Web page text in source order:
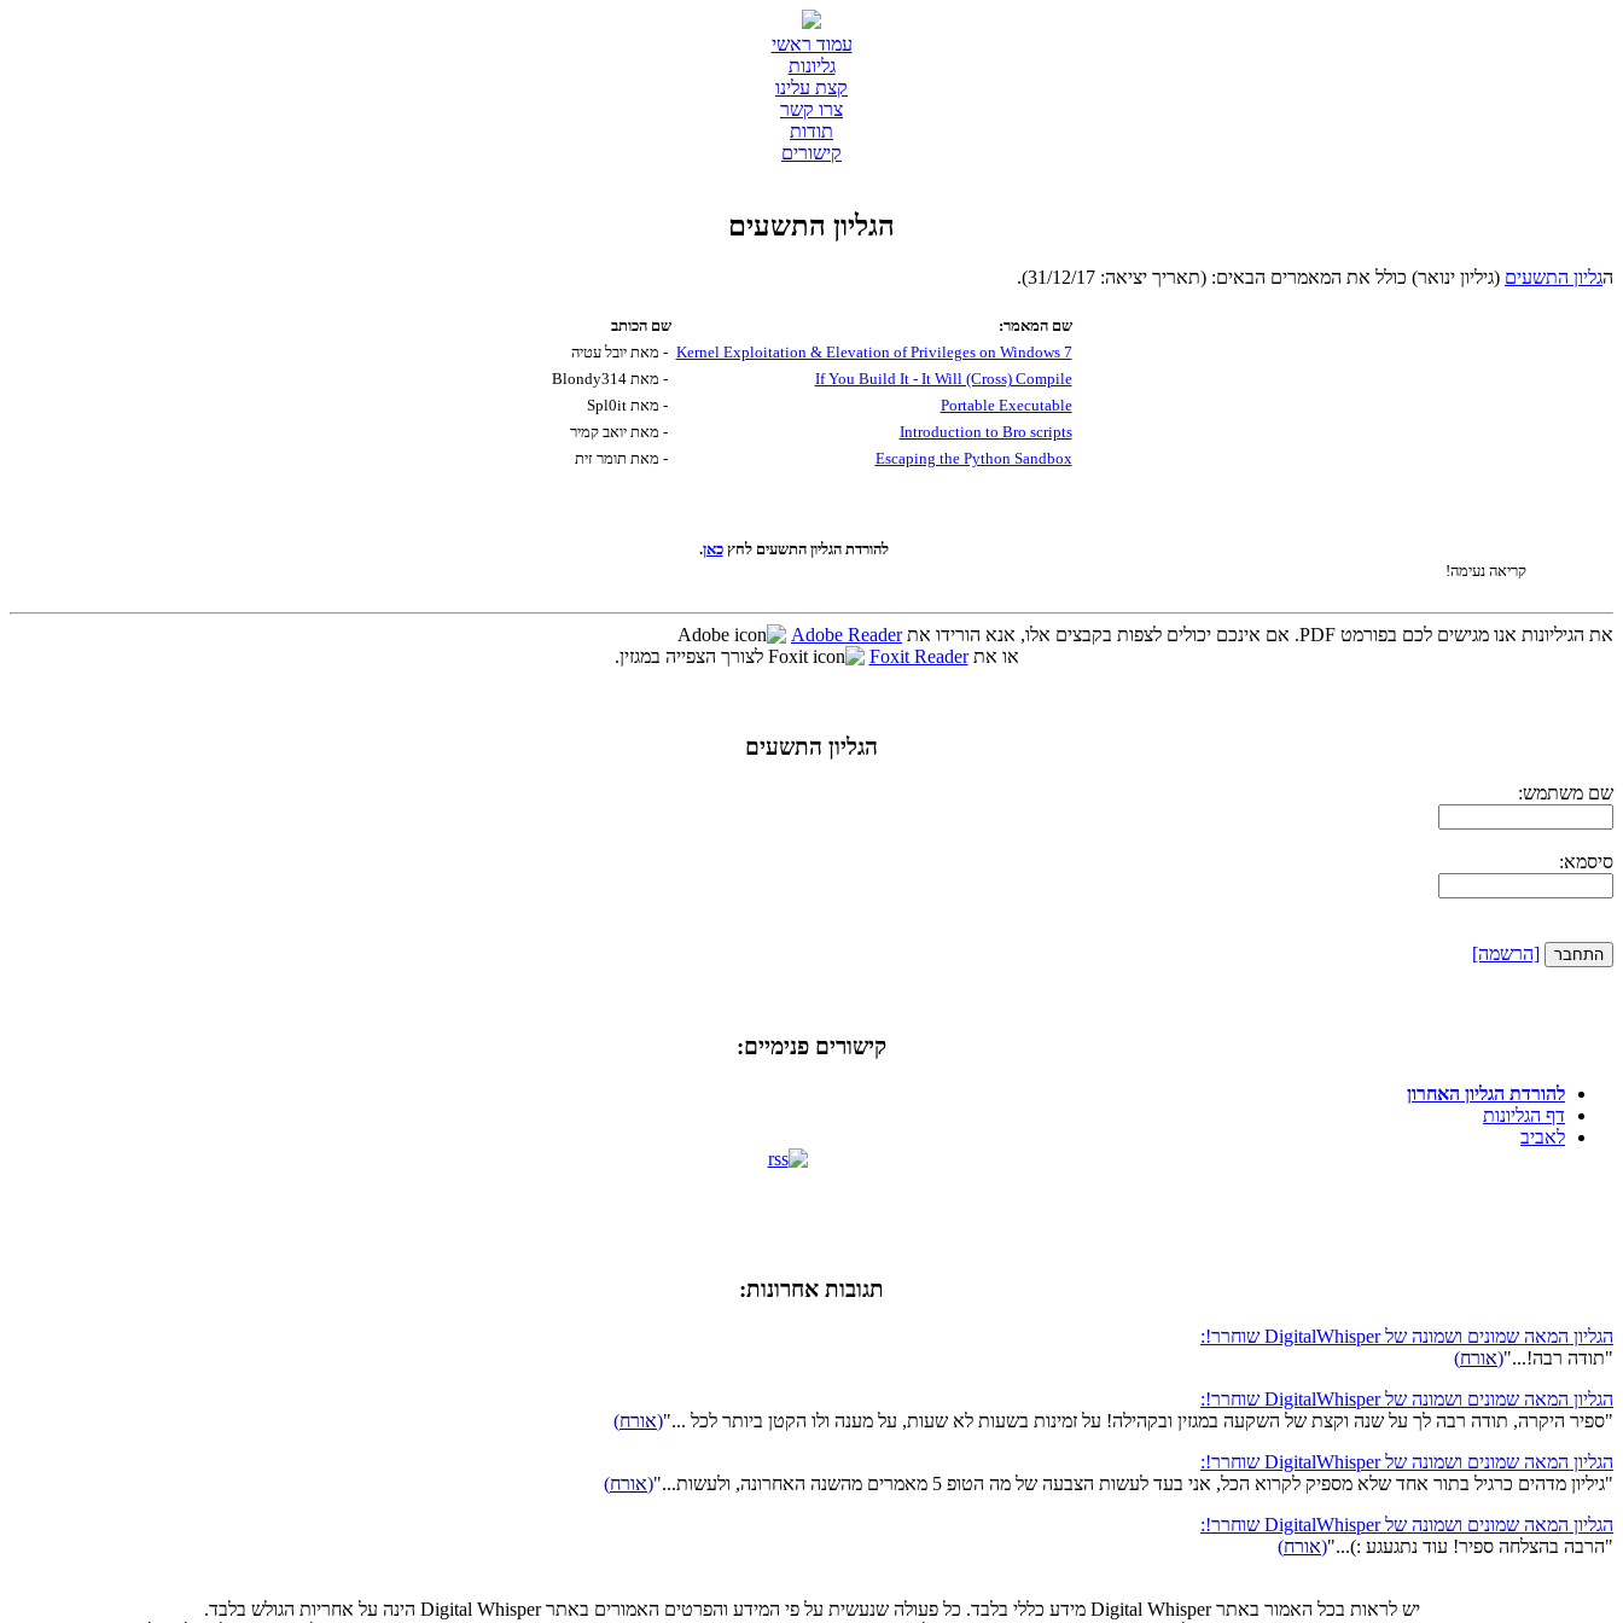
עמוד ראשי
גליונות
קצת עלינו
צרו קשר
תודות
קישורים
הגליון התשעים
הגליון התשעים (גיליון ינואר) כולל את המאמרים הבאים: (תאריך יציאה: 31/12/17).
שם המאמר:
שם הכותב
Kernel Exploitation & Elevation of Privileges on Windows 7 - מאת יובל עטיה
If You Build It - It Will (Cross) Compile
- מאת Blondy314
Portable Executable
- מאת Spl0it
Introduction to Bro scripts
- מאת יואב קמיר
Escaping the Python Sandbox
- מאת תומר זית
להורדת הגליון התשעים לחץכאן.
קריאה נעימה!
את הגיליונות אנו מגישים לכם בפורמט PDF. אם אינכם יכולים לצפות בקבצים אלו, אנא הורידו את
Adobe Reader
או אתFoxit Reader לצורך הצפייה במגזין.
הגליון התשעים
שם משתמש:
סיסמא:
[הרשמה]
קישורים פנימיים:
להורדת הגליון האחרון
דף הגליונות
לאביב
תגובות אחרונות:
הגליון המאה שמונים ושמונה של DigitalWhisper שוחרר!:
"תודה רבה!..."(אורח)
הגליון המאה שמונים ושמונה של DigitalWhisper שוחרר!:
"ספיר היקרה, תודה רבה לך על שנה וקצת של השקעה במגזין ובקהילה! על זמינות בשעות לא שעות, על מענה ולו הקטן ביותר לכל ..."(אורח)
הגליון המאה שמונים ושמונה של DigitalWhisper שוחרר!:
"גיליון מדהים כרגיל בתור אחד שלא מספיק לקרוא הכל, אני בעד לעשות הצבעה של מה הטופ 5 מאמרים מהשנה האחרונה, ולעשות..."
(אורח)
הגליון המאה שמונים ושמונה של DigitalWhisper שוחרר!:
"הרבה בהצלחה ספיר! עוד נתגעגע :)..."(אורח)
יש לראות בכל האמור באתר Digital Whisper מידע כללי בלבד. כל פעולה שנעשית על פי המידע והפרטים האמורים באתר Digital Whisper הינה על אחריות הגולש בלבד.